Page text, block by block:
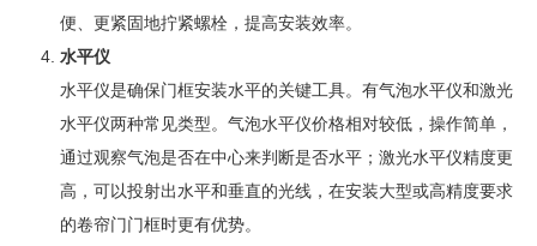
便、更紧固地拧紧螺栓，提高安装效率。
水平仪
水平仪是确保门框安装水平的关键工具。有气泡水平仪和激光
水平仪两种常见类型。气泡水平仪价格相对较低，操作简单，
通过观察气泡是否在中心来判断是否水平；激光水平仪精度更
高，可以投射出水平和垂直的光线，在安装大型或高精度要求
的卷帘门门框时更有优势。